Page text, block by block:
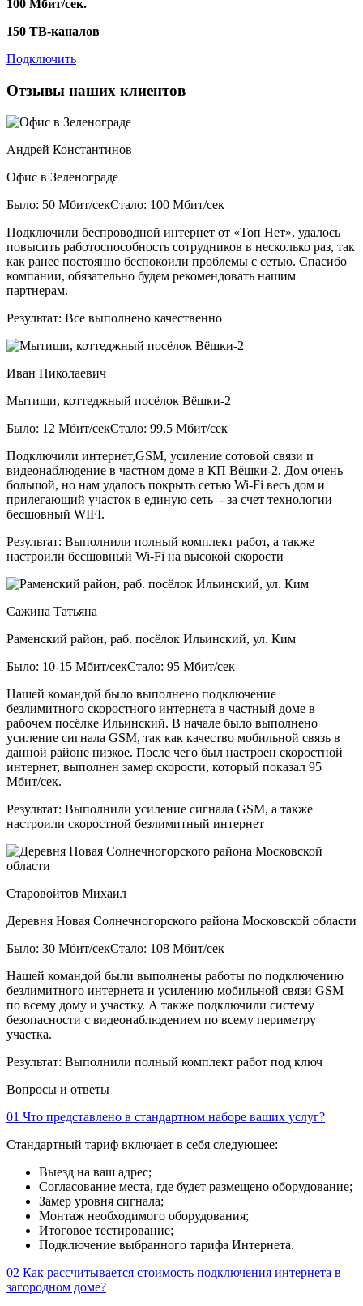
100 Мбит/сек.
150 ТВ-каналов
Подключить
Отзывы наших клиентов
Андрей Константинов
Офис в Зеленограде
Было: 50 Мбит/секСтало: 100 Мбит/сек
Подключили беспроводной интернет от «Топ Нет», удалось
повысить работоспособность сотрудников в несколько раз, так
как ранее постоянно беспокоили проблемы с сетью. Спасибо
компании, обязательно будем рекомендовать нашим
партнерам.
Результат: Все выполнено качественно
Иван Николаевич
Мытищи, коттеджный посёлок Вёшки-2
Было: 12 Мбит/секСтало: 99,5 Мбит/сек
Подключили интернет,GSM, усиление сотовой связи и
видеонаблюдение в частном доме в КП Вёшки-2. Дом очень
большой, но нам удалось покрыть сетью Wi-Fi весь дом и
прилегающий участок в единую сеть - за счет технологии
бесшовный WIFI.
Результат: Выполнили полный комплект работ, а также
настроили бесшовный Wi-Fi на высокой скорости
Сажина Татьяна
Раменский район, раб. посёлок Ильинский, ул. Ким
Было: 10-15 Мбит/секСтало: 95 Мбит/сек
Нашей командой было выполнено подключение
безлимитного скоростного интернета в частный доме в
рабочем посёлке Ильинский. В начале было выполнено
усиление сигнала GSM, так как качество мобильной связь в
данной районе низкое. После чего был настроен скоростной
интернет, выполнен замер скорости, который показал 95
Мбит/сек.
Результат: Выполнили усиление сигнала GSM, а также
настроили скоростной безлимитный интернет
Старовойтов Михаил
Деревня Новая Солнечногорского района Московской области
Было: 30 Мбит/секСтало: 108 Мбит/сек
Нашей командой были выполнены работы по подключению
безлимитного интернета и усилению мобильной связи GSM
по всему дому и участку. А также подключили систему
безопасности с видеонаблюдением по всему периметру
участка.
Результат: Выполнили полный комплект работ под ключ
Вопросы и ответы
01 Что представлено в стандартном наборе ваших услуг?
Стандартный тариф включает в себя следующее:
Выезд на ваш адрес;
Согласование места, где будет размещено оборудование;
Замер уровня сигнала;
Монтаж необходимого оборудования;
Итоговое тестирование;
Подключение выбранного тарифа Интернета.
02 Как рассчитывается стоимость подключения интернета в
загородном доме?